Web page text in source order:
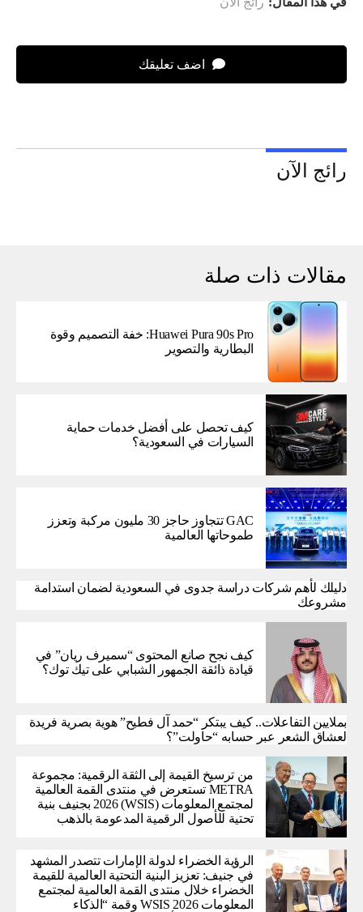
اضف تعليقك
رائج الآن
مقالات ذات صلة
Huawei Pura 90s Pro: خفة التصميم وقوة
البطارية والتصوير
كيف تحصل على أفضل خدمات حماية
السيارات في السعودية؟
GAC تتجاوز حاجز 30 مليون مركبة وتعزز
طموحاتها العالمية
دليلك لأهم شركات دراسة جدوى في السعودية لضمان استدامة
مشروعك
كيف نجح صانع المحتوى “سميرف ريان” في
قيادة ذائقة الجمهور الشبابي على تيك توك؟
بملايين التفاعلات.. كيف يبتكر “حمد آل فطيح” هوية بصرية فريدة
لعشاق الشعر عبر حسابه “حاولت”؟
من ترسيخ القيمة إلى الثقة الرقمية: مجموعة
METRA تستعرض في منتدى القمة العالمية
لمجتمع المعلومات (WSIS) 2026 بجنيف بنية
تحتية للأصول الرقمية المدعومة بالذهب
الرؤية الخضراء لدولة الإمارات تتصدر المشهد
في جنيف: تعزيز البنية التحتية العالمية للقيمة
الخضراء خلال منتدى القمة العالمية لمجتمع
المعلومات WSIS 2026 وقمة “الذكاء